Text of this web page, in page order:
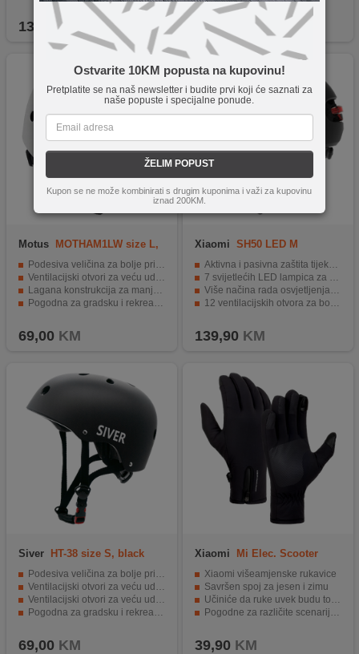
Ostvarite 10KM popusta na kupovinu!
Pretplatite se na naš newsletter i budite prvi koji će saznati za
naše popuste i specijalne ponude.
ŽELIM POPUST
Kupon se ne može kombinirati s drugim kuponima i važi za kupovinu
iznad 200KM.
IPX4 vodootpornost i izdržljivost.
139,90KM
Moderan crni dizajn
69,00 KM
Motus
MOTHAM1LW size L,
Podesiva veličina za bolje pristajanje
Ventilacijski otvori za veću udobnost tokom vožnje
Lagana konstrukcija za manje opterećenje glave
Pogodna za gradsku i rekreativnu vožnju
69,00 KM
Xiaomi SH50 LED M
Aktivna i pasivna zaštita tijekom vožnje.
7 svijetlećih LED lampica za upozorenja.
Više načina rada osvjetljenja s jednom tipkom.
12 ventilacijskih otvora za bolje ventiliranje.
139,90 KM
Siver HT-38 size S, black
Podesiva veličina za bolje pristajanje
Ventilacijski otvori za veću udobnost tokom vožnje
Ventilacijski otvori za veću udobnost tokom vožnje
Pogodna za gradsku i rekreativnu vožnju
69,00 KM
Xiaomi
Mi Elec. Scooter
Riding Gloves XL
Xiaomi višeamjenske rukavice
Savršen spoj za jesen i zimu
Učiniće da ruke uvek budu tople
Pogodne za različite scenarije na otvorenom
39,90 KM